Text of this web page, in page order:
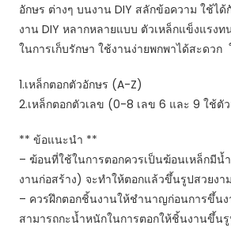
อักษร ต่างๆ บนงาน DIY สลักข้อความ ใช้ไ
งาน DIY หลากหลายแบบ ตัวเหล็กแข็งแรง
ในการเก็บรักษา ใช้งานง่ายพกพาได้สะดว
1.เหล็กตอกตัวอักษร (A-Z)
2.เหล็กตอกตัวเลข (0-8 เลข 6 และ 9 ใช้ตั
** ข้อแนะนำ **
– ฆ้อนที่ใช้ในการตอกควรเป็นฆ้อนเหล็กมี
งานก่อสร้าง) จะทำให้ตอกแล้วขึ้นรูปสวยงาม
– ควรฝึกตอกชิ้นงานให้ชำนาญก่อนการขึ้นง
สามารถกะน้ำหนักในการตอกให้ชิ้นงานขึ้น